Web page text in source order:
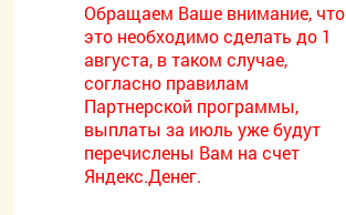
Обращаем Ваше внимание, что
это необходимо сделать до 1
августа, в таком случае,
согласно правилам
Партнерской программы,
выплаты за июль уже будут
перечислены Вам на счет
Яндекс.Денег.